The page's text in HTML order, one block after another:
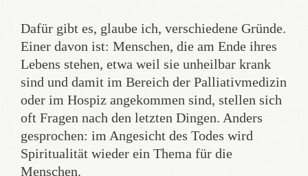
Dafür gibt es, glaube ich, verschiedene Gründe.
Einer davon ist: Menschen, die am Ende ihres
Lebens stehen, etwa weil sie unheilbar krank
sind und damit im Bereich der Palliativmedizin
oder im Hospiz angekommen sind, stellen sich
oft Fragen nach den letzten Dingen. Anders
gesprochen: im Angesicht des Todes wird
Spiritualität wieder ein Thema für die
Menschen.